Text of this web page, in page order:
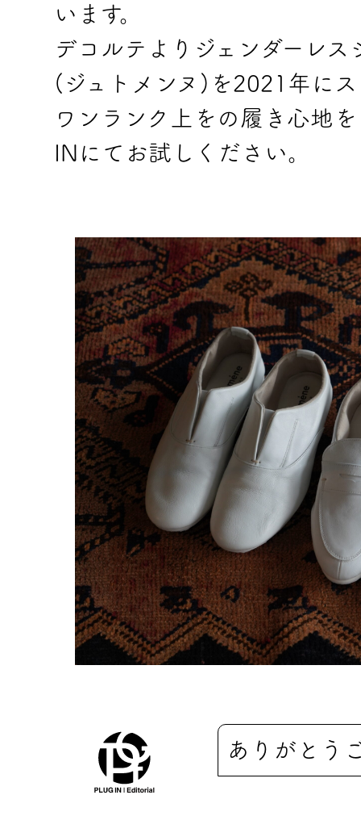
います。
デコルテよりジェンダーレス
(ジュトメンヌ)を2021年に
ワンランク上をの履き心地
INにてお試しください。
ありがとう